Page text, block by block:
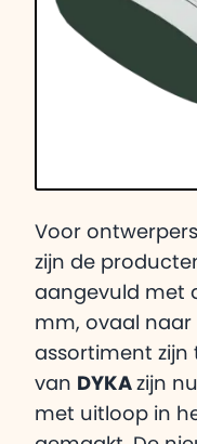
Voor
zijn de
aangevuld met
mm, ovaal naar
assortiment zijn
van DYKA zijn
met uitloop in